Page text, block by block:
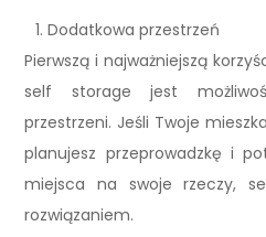
Dodatkowa przestrzeń
Pierwszą i najważniejszą
self storage jest
przestrzeni. Jeśli Twoje
planujesz przeprowadzkę i
miejsca na swoje rzeczy,
rozwiązaniem.